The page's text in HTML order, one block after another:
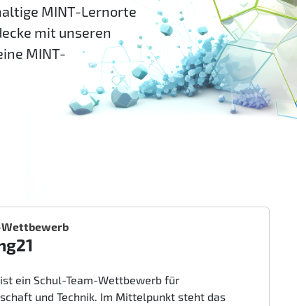
MINT-Lernorte
mit unseren
MINT-
Wettbewerb
ein Schul-Team-Wettbewerb für
und Technik. Im Mittelpunkt steht das